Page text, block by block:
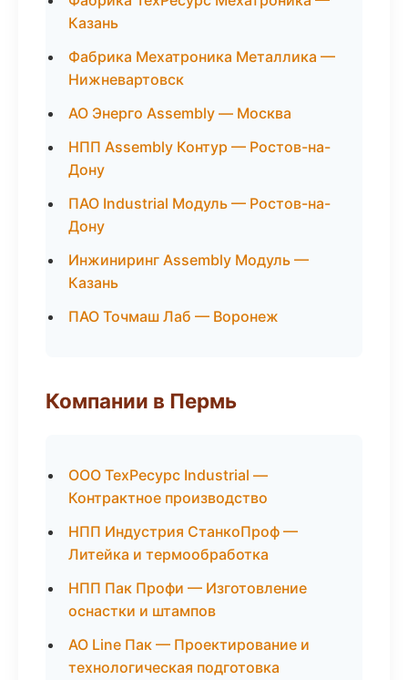
Казань
Фабрика Мехатроника Металлика —
Нижневартовск
АО Энерго Assembly — Москва
НПП Assembly Контур — Ростов-на-
Дону
ПАО Industrial Модуль — Ростов-на-
Дону
Инжиниринг Assembly Модуль —
Казань
ПАО Точмаш Лаб — Воронеж
Компании в Пермь
ООО ТехРесурс Industrial —
Контрактное производство
НПП Индустрия СтанкоПроф —
Литейка и термообработка
НПП Пак Профи — Изготовление
оснастки и штампов
АО Line Пак — Проектирование и
технологическая подготовка